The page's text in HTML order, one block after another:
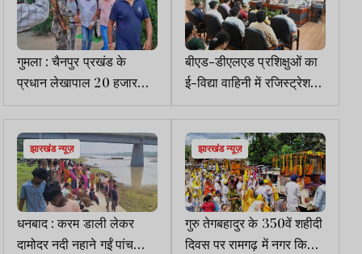
गुमला : चैनपुर प्रखंड के
प्रधान लेखापाल 20 हजार
रिश्वत लेते ACB ने किया
गिरफ्तार
बीएड-डीएलएड प्रशिक्षुओं का
ई-विद्या वाहिनी में रजिस्ट्रेशन
जरूरीः धनबाद डीसी
झारखंड न्यूज़
धनबाद : करम डाली लेकर
दामोदर नदी नहाने गईं पांच
झारखंड न्यूज़
गुरु तेगबहादुर के 350वें शहीदी
दिवस पर रामगढ़ में नगर किर्तन